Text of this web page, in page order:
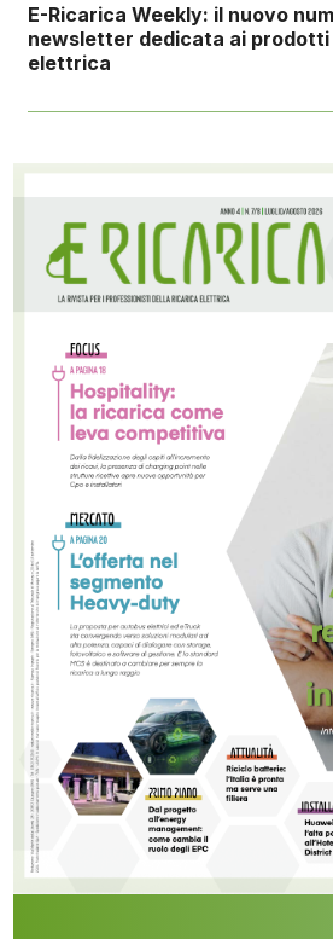
E-Ricarica Weekly: il nuovo
newsletter dedicata ai prodotti
elettrica